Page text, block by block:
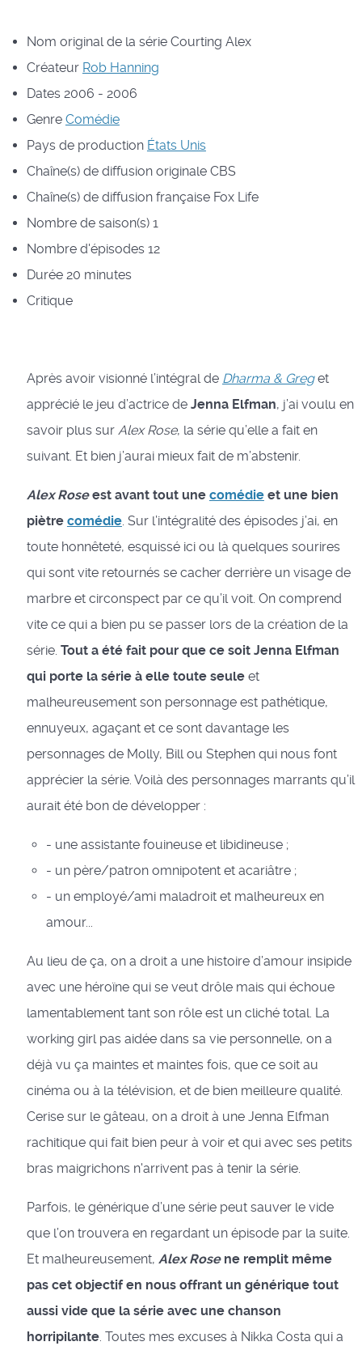
Nom original de la série Courting Alex
Créateur Rob Hanning
Dates 2006 - 2006
Genre Comédie
Pays de production États Unis
Chaîne(s) de diffusion originale CBS
Chaîne(s) de diffusion française Fox Life
Nombre de saison(s) 1
Nombre d'épisodes 12
Durée 20 minutes
Critique
Après avoir visionné l’intégral de Dharma & Greget
apprécié le jeu d’actrice de Jenna Elfman, j’ai voulu en
savoir plus sur Alex Rose, la série qu’elle a fait en
suivant. Et bien j’aurai mieux fait de m’abstenir.
Alex Roseest avant tout une comédieet une bien
piètre comédie. Sur l’intégralité des épisodes j’ai, en
toute honnêteté, esquissé ici ou là quelques sourires
qui sont vite retournés se cacher derrière un visage de
marbre et circonspect par ce qu’il voit. On comprend
vite ce qui a bien pu se passer lors de la création de la
série. Tout a été fait pour que ce soit Jenna Elfman
qui porte la série à elle toute seuleet
malheureusement son personnage est pathétique,
ennuyeux, agaçant et ce sont davantage les
personnages de Molly, Bill ou Stephen qui nous font
apprécier la série. Voilà des personnages marrants qu’il
aurait été bon de développer :
- une assistante fouineuse et libidineuse ;
- un père/patron omnipotent et acariâtre ;
- un employé/ami maladroit et malheureux en
amour...
Au lieu de ça, on a droit a une histoire d’amour insipide
avec une héroïne qui se veut drôle mais qui échoue
lamentablement tant son rôle est un cliché total. La
working girl pas aidée dans sa vie personnelle, on a
déjà vu ça maintes et maintes fois, que ce soit au
cinéma ou à la télévision, et de bien meilleure qualité.
Cerise sur le gâteau, on a droit à une Jenna Elfman
rachitique qui fait bien peur à voir et qui avec ses petits
bras maigrichons n'arrivent pas à tenir la série.
Parfois, le générique d’une série peut sauver le vide
que l’on trouvera en regardant un épisode par la suite.
Et malheureusement, Alex Rosene remplit même
pas cet objectif en nous offrant un générique tout
aussi vide que la série avec une chanson
horripilante. Toutes mes excuses à Nikka Costa qui a